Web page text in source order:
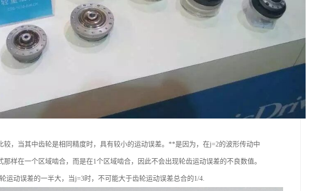
，当其中齿轮是相同精度时，具有较小的运动误差。**是因为，在j=2的波形传动中
样在一个区域啮合，而是在1个区域啮合，因此不会出现轮齿运动误差的不良数值。
运动误差的一半大，当j=3时，不可能大于齿轮运动误差总合的1/4.